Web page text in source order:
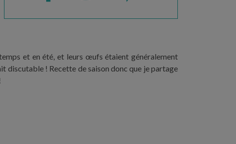
et en été, et leurs œufs étaient généralement
discutable ! Recette de saison donc que je partage